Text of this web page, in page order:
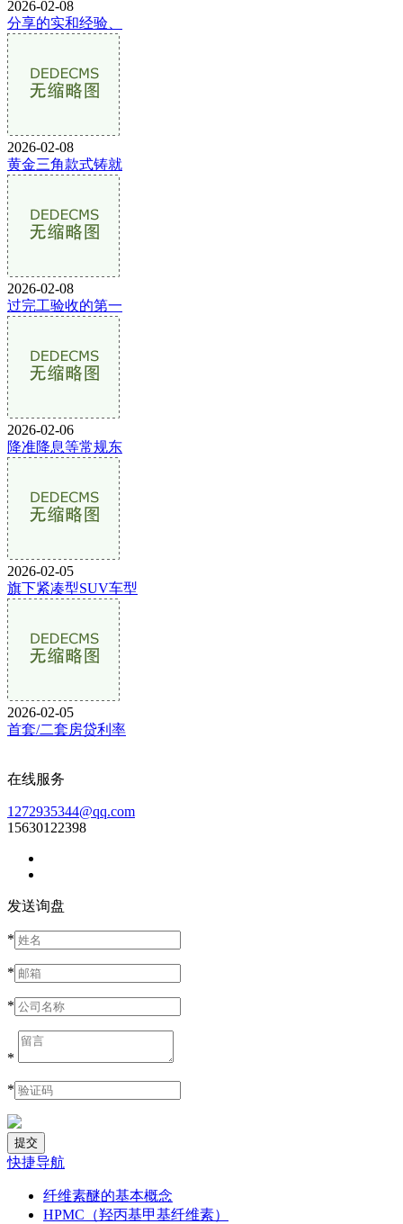
2026-02-08
分享的实和经验、
2026-02-08
黄金三角款式铸就
2026-02-08
过完工验收的第一
2026-02-06
降准降息等常规东
2026-02-05
旗下紧凑型SUV车型
2026-02-05
首套/二套房贷利率
在线服务
1272935344@qq.com
15630122398
发送询盘
*
*
*
*
*
快捷导航
纤维素醚的基本概念
HPMC（羟丙基甲基纤维素）